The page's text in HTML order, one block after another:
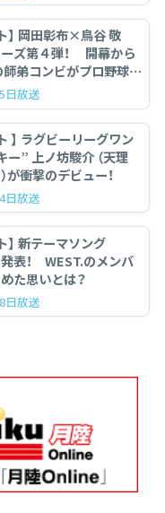
】 岡田彰布×鳥谷 敬
ズ第４弾！ 開幕から
師弟コンビがプロ野球を
日放送
ワン
ー” 上ノ坊駿介 （天理
が衝撃のデビュー！
日放送
ング
発表！ WEST.のメンバ
た思いとは？
日放送